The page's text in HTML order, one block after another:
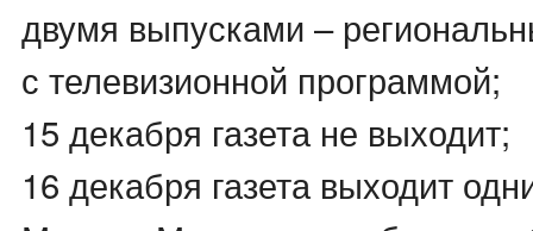
двумя выпусками –
с телевизионной программой;
15 декабря газета не выходит;
16 декабря газета выходит